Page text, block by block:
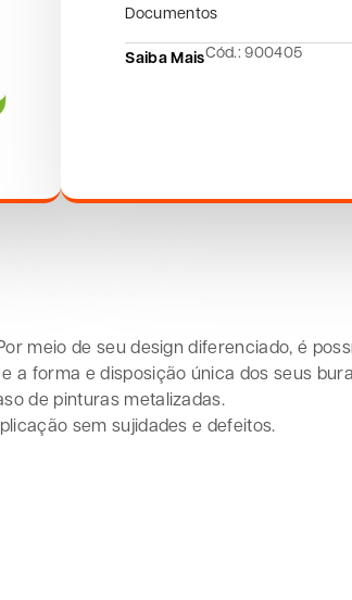
Documentos
Saiba MaisCód.: 900405
meio de seu design diferenciado, é
a forma e disposição única dos seus
de pinturas metalizadas.
sem sujidades e defeitos.